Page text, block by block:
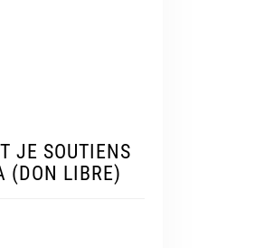
JE SOUTIENS
(DON LIBRE)